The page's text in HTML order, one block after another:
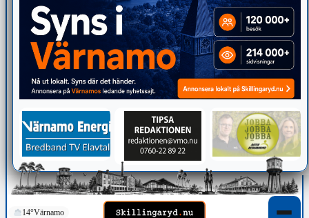
14°Värnamo